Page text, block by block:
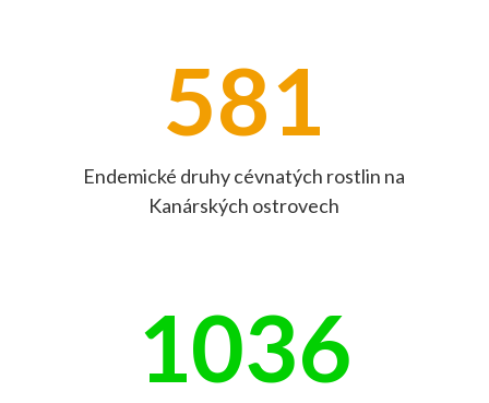
581
Endemické druhy cévnatých rostlin na
Kanárských ostrovech
1036